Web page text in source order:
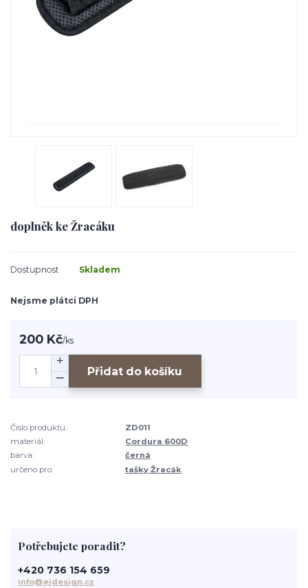
doplněk ke Žracáku
Dostupnost Skladem
Nejsme plátci DPH
200 Kč/ks
Přidat do košíku
Číslo produktu:
ZD011
materiál:
Cordura 600D
barva:
černá
určeno pro:
tašky Žracák
Potřebujete poradit?
+420 736 154 659
info@ejdesign.cz